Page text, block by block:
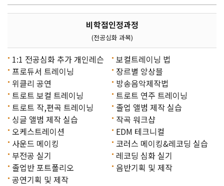
비학점인정과정
(전공심화 과목)
1:1 전공심화 추가 개인레슨
보컬트레이닝 법
프로듀서 트레이닝
장르별 앙상블
위클리 공연
방송음악제작법
트로트 보컬 트레이닝
트로트 연주 트레이닝
트로트 작,편곡 트레이닝
졸업 앨범 제작 실습
싱글 앨범 제작 실습
작곡 워크샵
오케스트레이션
EDM 테크니컬
사운드 메이킹
코러스 메이킹&레코딩 실습
부전공 실기
레코딩 심화 실기
졸업반 포트폴리오
음반기획 및 제작
공연기획 및 제작